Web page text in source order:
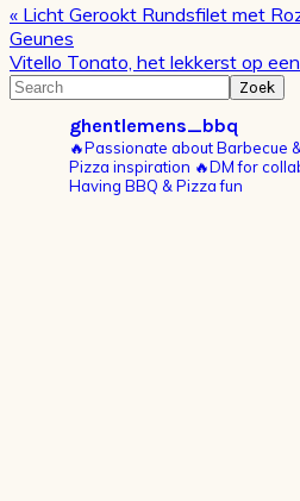
Vorig
bericht:
« Licht Gerookt Rundsfilet met
Geunes
Volgend
bericht:
Vitello Tonato, het lekkerst op
Primaire
Sidebar
Search
ghentlemens_bbq
🔥Passionate about Barbecue
Pizza inspiration 🔥DM for
Having BBQ & Pizza fun